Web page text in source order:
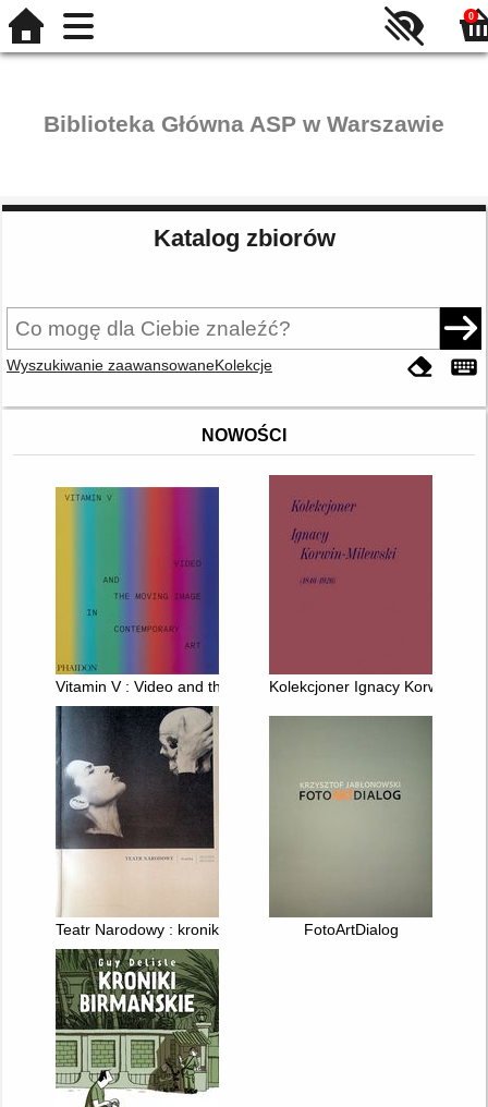
0
Biblioteka Główna ASP w Warszawie
Katalog zbiorów
Wyszukiwanie zaawansowaneKolekcje
NOWOŚCI
Vitamin V : Video and the Moving Image in Contemporary Art
Kolekcjoner Ignacy Korwin-
Teatr Narodowy : kronika : 2012/2013, 2013/2014
FotoArtDialog